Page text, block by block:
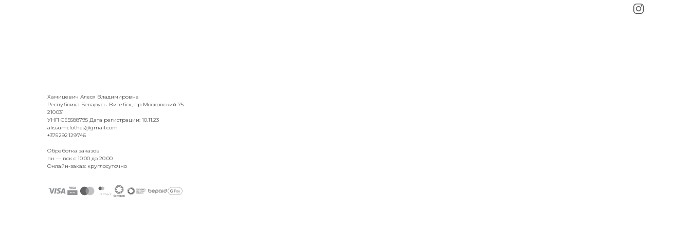
Хамицевич Алеся Владимировна
Республика Беларусь. Витебск, пр Московский 75
210 031
УНП CE5588795 Дата регистрации: 10.11.23
alissumclothes@gmail.com
+375 292 129 746
Обработка заказов
пн — вск с 10:00 до 20:00
Онлайн-заказ: круглосуточно